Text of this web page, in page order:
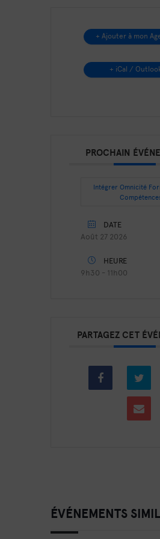
+ Ajouter à mon
+ iCal /
PROCHAIN
Intégrer Omnicité
DATE
Août 27 2026
HEURE
9h30 - 11h00
PARTAGEZ CET
ÉVÉNEMENTS